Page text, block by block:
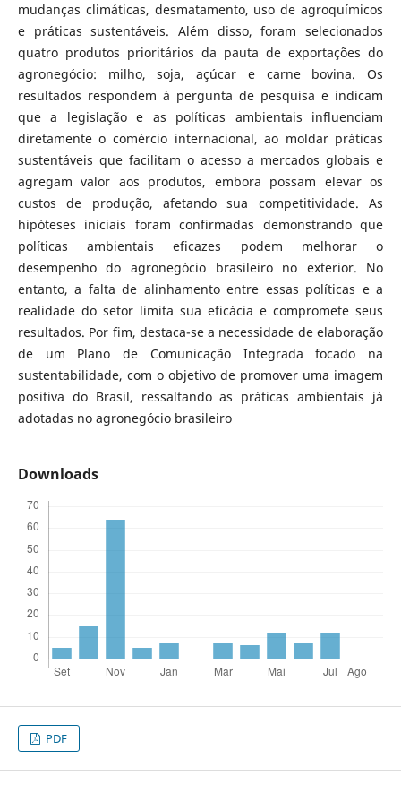
mudanças climáticas, desmatamento, uso de agroquímicos
e práticas sustentáveis. Além disso, foram selecionados
quatro produtos prioritários da pauta de exportações do
agronegócio: milho, soja, açúcar e carne bovina. Os
resultados respondem à pergunta de pesquisa e indicam
que a legislação e as políticas ambientais influenciam
diretamente o comércio internacional, ao moldar práticas
sustentáveis que facilitam o acesso a mercados globais e
agregam valor aos produtos, embora possam elevar os
custos de produção, afetando sua competitividade. As
hipóteses iniciais foram confirmadas demonstrando que
políticas ambientais eficazes podem melhorar o
desempenho do agronegócio brasileiro no exterior. No
entanto, a falta de alinhamento entre essas políticas e a
realidade do setor limita sua eficácia e compromete seus
resultados. Por fim, destaca-se a necessidade de elaboração
de um Plano de Comunicação Integrada focado na
sustentabilidade, com o objetivo de promover uma imagem
positiva do Brasil, ressaltando as práticas ambientais já
adotadas no agronegócio brasileiro
Downloads
PDF